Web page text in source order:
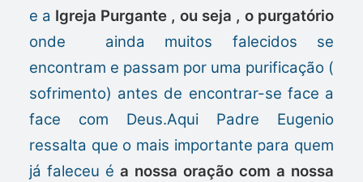
e a Igreja Purgante , ou seja , o purgatório
onde ainda muitos falecidos se
encontram e passam por uma purificação (
sofrimento) antes de encontrar-se face a
face com Deus.Aqui Padre Eugenio
ressalta que o mais importante para quem
já faleceu é a nossa oração com a nossa